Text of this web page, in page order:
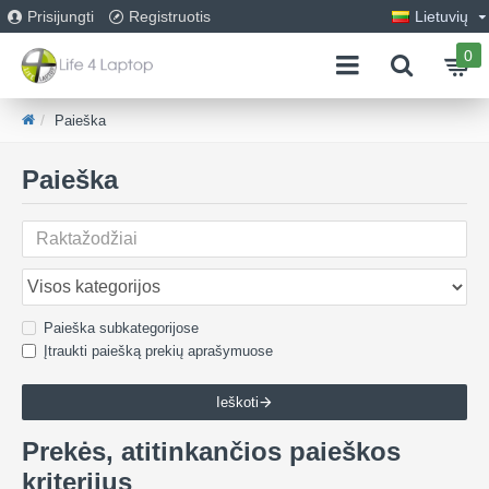
Prisijungti Registruotis Lietuvių
0
Paieška
Paieška
Paieška subkategorijose
Įtraukti paiešką prekių aprašymuose
Ieškoti
Prekės, atitinkančios paieškos
kriterijus